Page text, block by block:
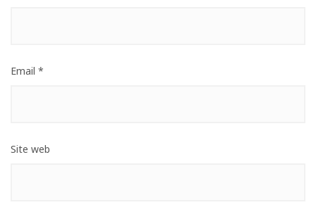
Email *
Site web